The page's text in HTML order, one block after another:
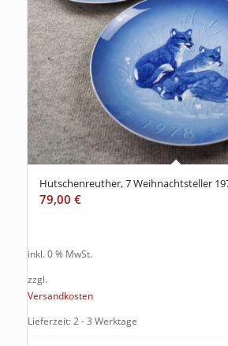
Hutschenreuther, 7 Weihnachtsteller
79,00 €
inkl. 0 % MwSt.
zzgl.
Versandkosten
Lieferzeit: 2 - 3 Werktage